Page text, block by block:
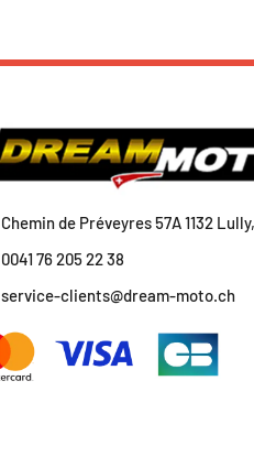
Chemin de Préveyres 57A 1132
0041 76 205 22 38
service-clients@dream-moto.ch